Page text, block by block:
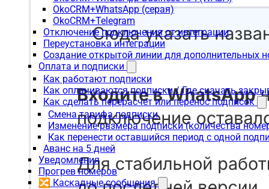
OkoCRM+WhatsApp (серая)
OkoCRM+Telegram
Отключение подключения от интеграции
Переустановка интеграции
Создание открытой линии для дополнительных
Оплата и подписки
Как работают подписки
Как оплачиваются подписки / Где скачать
Как сделать перерасчет или перенос подписок
Смена тарифа подписки
Изменение размера подписки (количества
Как перенести оставшийся период с одной
Аванс на 5 дней
Уведомления
Прогрев номеров
🔀 Каскадные сообщения